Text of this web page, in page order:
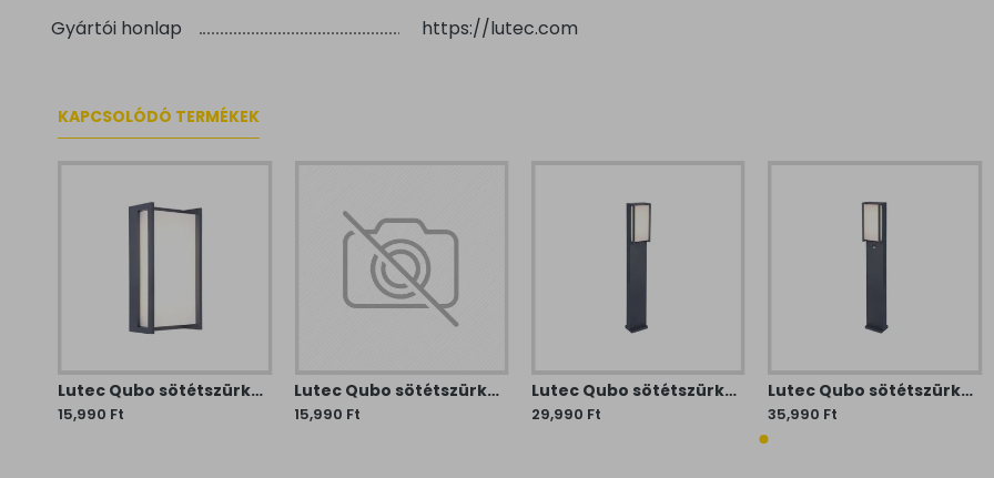
Gyártói honlap
https://lutec.com
KAPCSOLÓDÓ TERMÉKEK
Lutec Qubo sötétszürke LED kültéri fali lámpa (LUT-5193001118) LED 1 izzós IP54
15,990 Ft
Lutec Qubo sötétszürke LED kültéri fali lámpa (LUT-5193013118) LED 1 izzós IP54
15,990 Ft
Lutec Qubo sötétszürke LED kültéri állólámpa (LUT-7193001118) LED 1 izzós IP54
29,990 Ft
Lutec Qubo sötétszürke mozgásérzékelős LED kültéri állólámpa (LUT-7193004118) LED 1 izzós IP54
35,990 Ft